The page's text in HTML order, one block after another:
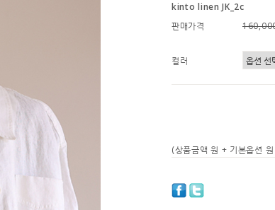
kinto linen JK_2c
판매가격
컬러
(상품금액원 + 기본옵션